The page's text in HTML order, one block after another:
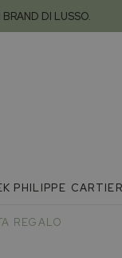
DI LUSSO.
PHILIPPE CARTIER
REGALO